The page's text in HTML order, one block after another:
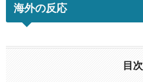
海外の反応
目次